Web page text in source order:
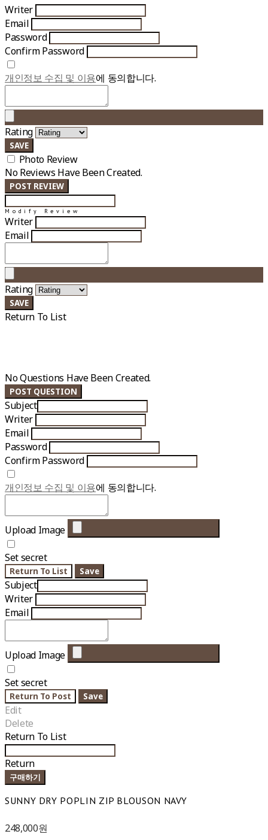
Writer
Email
Password
Confirm Password
개인정보 수집 및 이용에 동의합니다.
Rating
SAVE
Photo Review
No Reviews Have Been Created.
POST REVIEW
Modify Review
Writer
Email
Rating
SAVE
Return To List
No Questions Have Been Created.
POST QUESTION
Subject
Writer
Email
Password
Confirm Password
개인정보 수집 및 이용에 동의합니다.
Upload Image
Set secret
Return To List Save
Subject
Writer
Email
Upload Image
Set secret
Return To Post Save
Edit
Delete
Return To List
Return
구매하기
SUNNY DRY POPLIN ZIP BLOUSON NAVY
248,000원